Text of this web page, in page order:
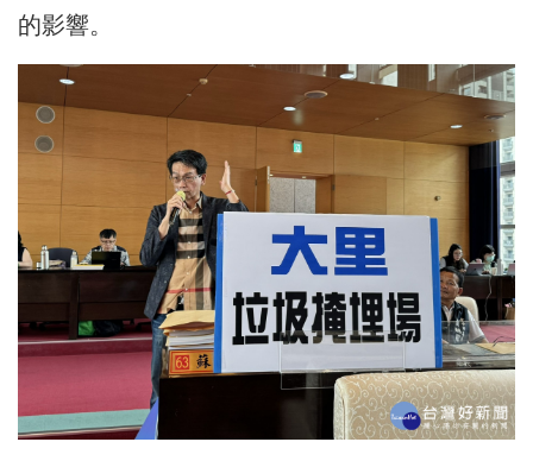
的影響。